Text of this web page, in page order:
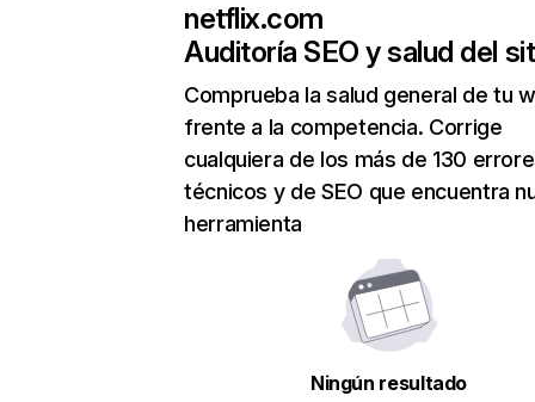
netflix.com
Auditoría SEO y salud del
Comprueba la salud general de tu
frente a la competencia. Corrige
cualquiera de los más de 130
técnicos y de SEO que encuentra
herramienta
Ningún resultado